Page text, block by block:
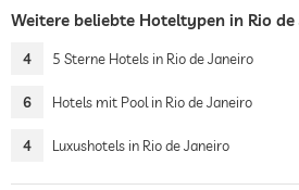
Weitere beliebte Hoteltypen in Rio de
4 5 Sterne Hotels in Rio de Janeiro
6 Hotels mit Pool in Rio de Janeiro
4 Luxushotels in Rio de Janeiro